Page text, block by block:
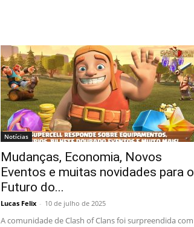
Notícias
Mudanças, Economia, Novos
Eventos e muitas novidades para o
Futuro do...
Lucas Felix - 10 de julho de 2025
A comunidade de Clash of Clans foi surpreendida com